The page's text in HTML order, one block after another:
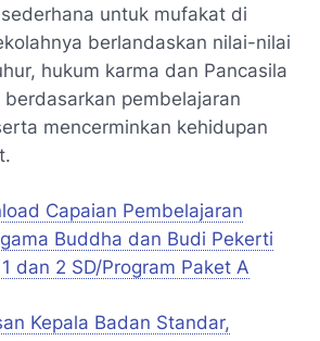
untuk mufakat di
berlandaskan nilai-nilai
hukum karma dan Pancasila
pembelajaran
mencerminkan kehidupan
Capaian Pembelajaran
Buddha dan Budi Pekerti
dan 2 SD/Program Paket A
Kepala Badan Standar,